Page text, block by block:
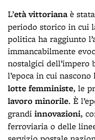
L’età vittorianaè
periodo storico in cui
politica ha raggiunto
immancabilmente
nostalgici dell’impero
l’epoca in cui nascono
lotte femministe, le
lavoro minorile. È
grandi innovazioni,
ferroviaria o delle